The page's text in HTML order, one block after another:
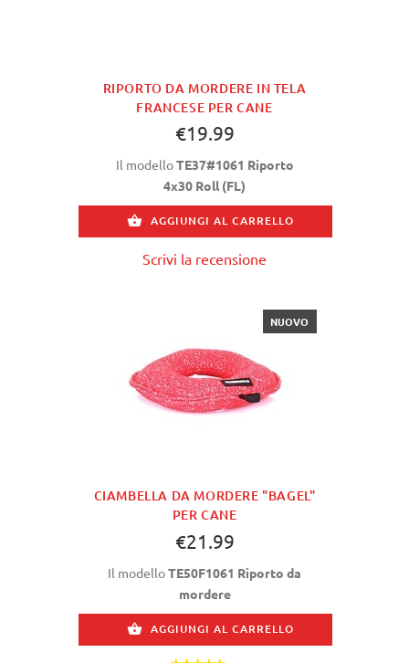
RIPORTO DA MORDERE IN TELA
FRANCESE PER CANE
€19.99
Il modelloTE37#1061 Riporto
4x30 Roll (FL)
AGGIUNGI AL CARRELLO
Scrivi la recensione
CIAMBELLA DA MORDERE "BAGEL"
PER CANE
NUOVO
€21.99
Il modelloTE50F1061 Riporto da
mordere
AGGIUNGI AL CARRELLO